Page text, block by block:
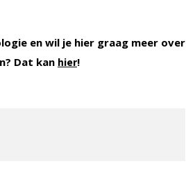
en wil je hier graag meer over
Dat kan hier!